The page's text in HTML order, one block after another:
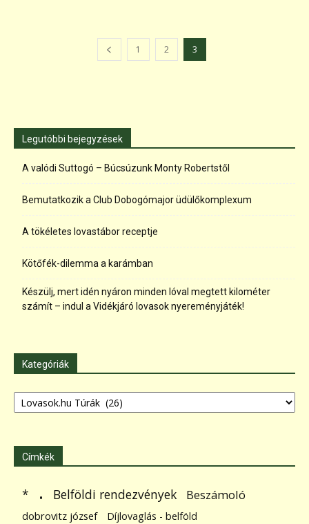
1 2 3
Legutóbbi bejegyzések
A valódi Suttogó – Búcsúzunk Monty Robertstől
Bemutatkozik a Club Dobogómajor üdülőkomplexum
A tökéletes lovastábor receptje
Kötőfék-dilemma a karámban
Készülj, mert idén nyáron minden lóval megtett kilométer
számít – indul a Vidékjáró lovasok nyereményjáték!
Kategóriák
Kategóriák
Címkék
* . Belföldi rendezvények Beszámoló
dobrovitz józsef
Díjlovaglás - belföld